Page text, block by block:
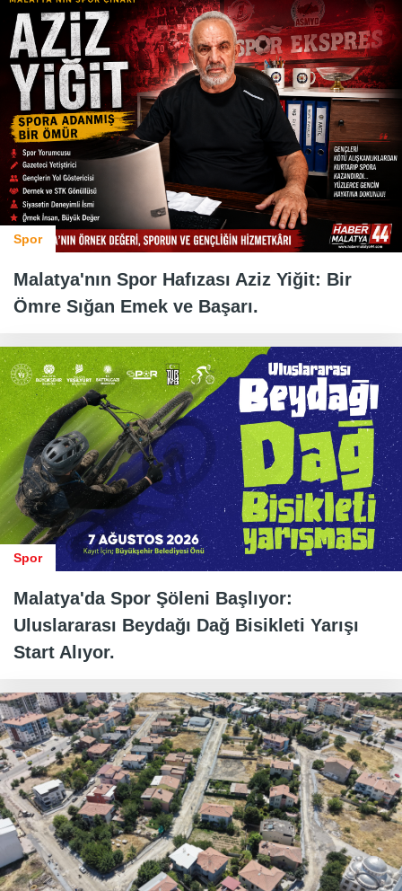
Spor
Malatya'nın Spor Hafızası Aziz Yiğit: Bir
Ömre Sığan Emek ve Başarı.
Spor
Malatya'da Spor Şöleni Başlıyor:
Uluslararası Beydağı Dağ Bisikleti Yarışı
Start Alıyor.